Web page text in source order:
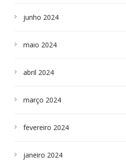
junho 2024
maio 2024
abril 2024
março 2024
fevereiro 2024
janeiro 2024